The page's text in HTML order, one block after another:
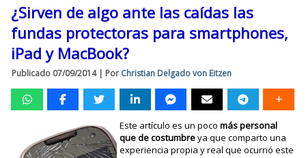
¿Sirven de algo ante las caídas las
fundas protectoras para smartphones,
iPad y MacBook?
Publicado 07/09/2014| Por Christian Delgado von Eitzen
Este artículo es un poco más personal
que de costumbreya que comparto una
experiencia propia y real que ocurrió este